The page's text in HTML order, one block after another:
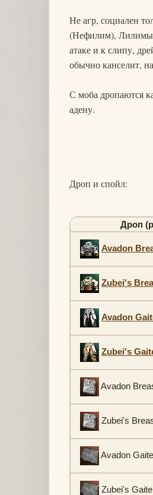
Не агр, социален
(Нефилим), Лилимы
атаке и к слипу,
обычно канселит,
С моба дропаются
адену.
Дроп и спойл:
Дроп
Avadon
Zubei's
Avadon
Zubei's
Avadon
Zubei's
Avadon
Zubei's